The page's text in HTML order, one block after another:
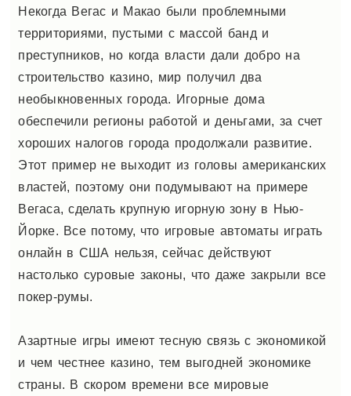
Некогда Вегас и Макао были проблемными
территориями, пустыми с массой банд и
преступников, но когда власти дали добро на
строительство казино, мир получил два
необыкновенных города. Игорные дома
обеспечили регионы работой и деньгами, за счет
хороших налогов города продолжали развитие.
Этот пример не выходит из головы американских
властей, поэтому они подумывают на примере
Вегаса, сделать крупную игорную зону в Нью-
Йорке. Все потому, что игровые автоматы играть
онлайн в США нельзя, сейчас действуют
настолько суровые законы, что даже закрыли все
покер-румы.
Азартные игры имеют тесную связь с экономикой
и чем честнее казино, тем выгодней экономике
страны. В скором времени все мировые